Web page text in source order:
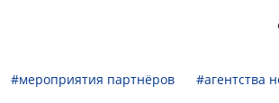
#мероприятия партнёров
#агентства